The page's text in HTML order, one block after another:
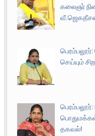
கலைஞர்
செய்யும்
தகவல்!